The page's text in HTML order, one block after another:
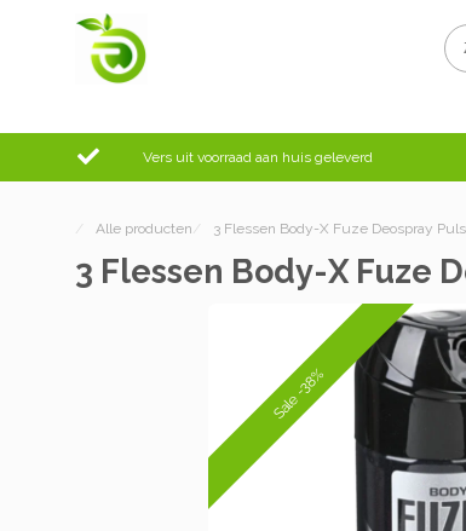
Vers uit voorraad aan huis geleverd
/ Alle producten / 3 Flessen Body-X Fuze Deospray
3 Flessen Body-X Fuze
Sale -38%